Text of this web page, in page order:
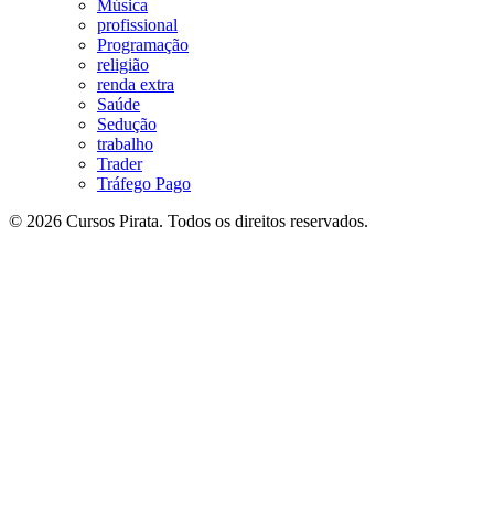
Música
profissional
Programação
religião
renda extra
Saúde
Sedução
trabalho
Trader
Tráfego Pago
© 2026 Cursos Pirata. Todos os direitos reservados.